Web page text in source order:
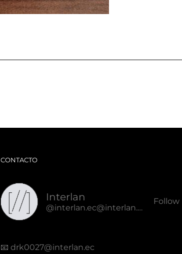
CONTACTO
Interlan
@interlan.ec@interlan.ec
Follow
📧 drk0027@interlan.ec